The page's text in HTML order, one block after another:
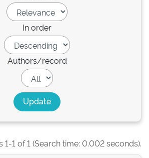
In order
Authors/record
1-1 of 1 (Search time: 0.002 seconds).